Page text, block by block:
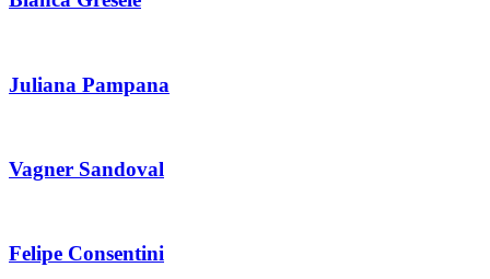
Juliana Pampana
Vagner Sandoval
Felipe Consentini